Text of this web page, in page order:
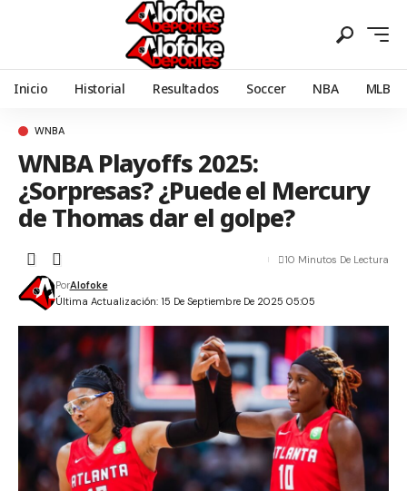
Inicio Historial Resultados Soccer NBA MLB
WNBA
WNBA Playoffs 2025:
¿Sorpresas? ¿Puede el Mercury
de Thomas dar el golpe?
Última Actualización: 15 De Septiembre De 2025 05:05
PorAlofoke
10 Minutos De Lectura